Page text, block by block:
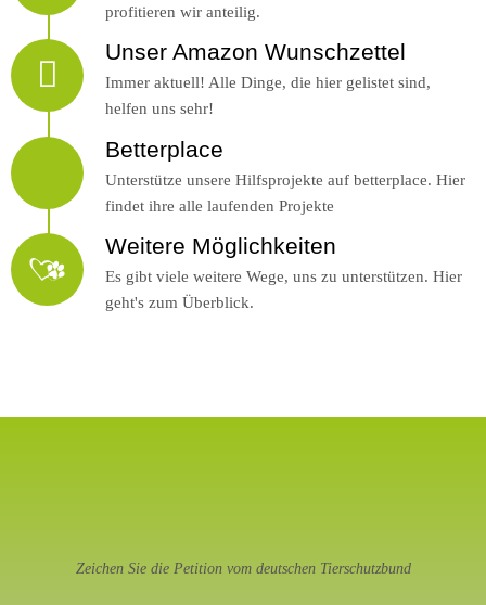
profitieren wir anteilig.
Unser Amazon Wunschzettel
Immer aktuell! Alle Dinge, die hier gelistet sind,
helfen uns sehr!
Betterplace
Unterstütze unsere Hilfsprojekte auf betterplace. Hier
findet ihre alle laufenden Projekte
Weitere Möglichkeiten
Es gibt viele weitere Wege, uns zu unterstützen. Hier
geht's zum Überblick.
Zeichen Sie die Petition vom deutschen Tierschutzbund